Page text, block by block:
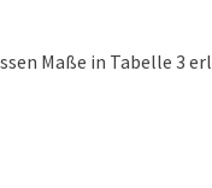
Maße in Tabelle 3